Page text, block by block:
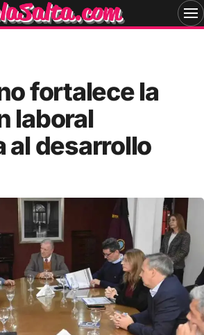
fortalece la
laboral
al desarrollo